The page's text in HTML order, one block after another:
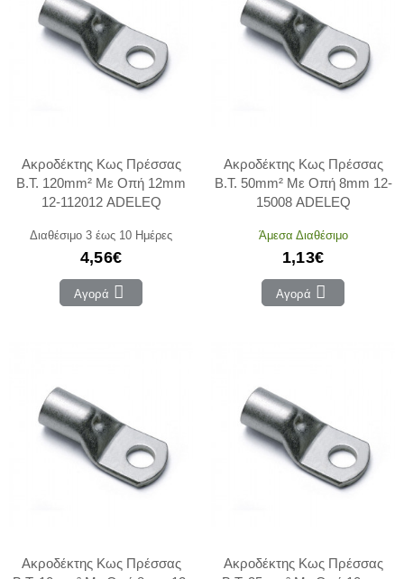
Ακροδέκτης Κως Πρέσσας
Β.Τ. 120mm² Με Οπή 12mm
12-112012 ADELEQ
Διαθέσιμο 3 έως 10 Ημέρες
4,56€
Αγορά
Ακροδέκτης Κως Πρέσσας
Β.Τ. 50mm² Με Οπή 8mm 12-
15008 ADELEQ
Άμεσα Διαθέσιμο
1,13€
Αγορά
Ακροδέκτης Κως Πρέσσας
Ακροδέκτης Κως Πρέσσας